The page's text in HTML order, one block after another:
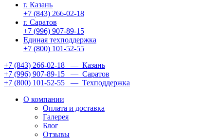
г. Казань
+7 (843) 266-02-18
г. Саратов
+7 (996) 907-89-15
Единая техподдержка
+7 (800) 101-52-55
+7 (843) 266-02-18 — Казань
+7 (996) 907-89-15 — Саратов
+7 (800) 101-52-55 — Техподдержка
О компании
Оплата и доставка
Галерея
Блог
Отзывы